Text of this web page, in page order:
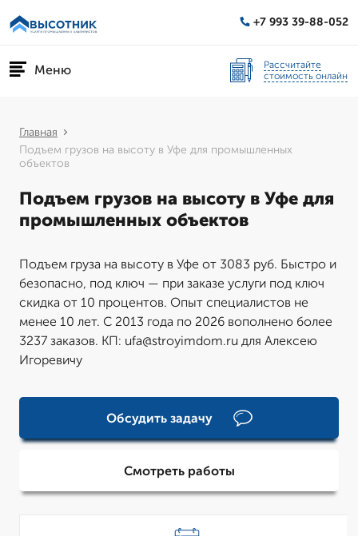
+7 993 39-88-052
Меню
Рассчитайте
стоимость онлайн
Главная
Подъем грузов на высоту в Уфе для промышленных
объектов
Подъем грузов на высоту в Уфе для
промышленных объектов
Подъем груза на высоту в Уфе от 3083 руб. Быстро и
безопасно, под ключ — при заказе услуги под ключ
скидка от 10 процентов. Опыт специалистов не
менее 10 лет. С 2013 года по 2026 вополнено более
3237 заказов. КП: ufa@stroyimdom.ru для Алексею
Игоревичу
Обсудить задачу
Смотреть работы